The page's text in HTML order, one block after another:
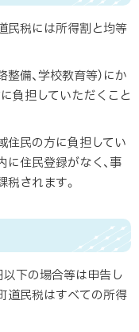
民税には所得割と均等
整備、学校教育等）にか
負担していただくこと
住民の方に負担してい
に住民登録がなく、事
されます。
下の場合等は申告し
道民税はすべての所得